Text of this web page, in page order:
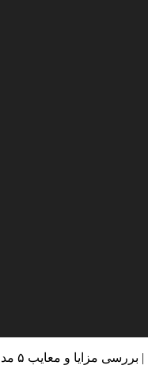
و معایب ۵ مدل پرکاربرد